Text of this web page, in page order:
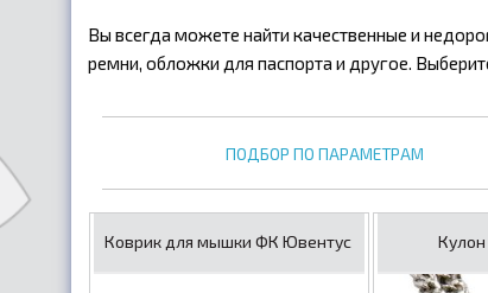
Вы всегда можете найти качественные и
ремни, обложки для паспорта и другое.
ПОДБОР ПО ПАРАМЕТРАМ
Коврик для мышки ФК Ювентус